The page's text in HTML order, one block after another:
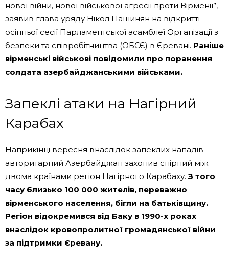
нової війни, нової військової агресії проти Вірменії”, –
заявив глава уряду Нікол Пашинян на відкритті
осінньої сесії Парламентської асамблеї Організації з
безпеки та співробітництва (ОБСЄ) в Єревані. Раніше
вірменські військові повідомили про поранення
солдата азербайджанськими військами.
Запеклі атаки на Нагірний
Карабах
Наприкінці вересня внаслідок запеклих нападів
авторитарний Азербайджан захопив спірний між
двома країнами регіон Нагірного Карабаху. З того
часу близько 100 000 жителів, переважно
вірменського населення, бігли на батьківщину.
Регіон відокремився від Баку в 1990-х роках
внаслідок кровопролитної громадянської війни
за підтримки Єревану.